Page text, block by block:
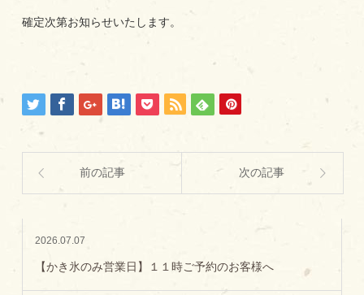
確定次第お知らせいたします。
前の記事 次の記事
2026.07.07
【かき氷のみ営業日】１１時ご予約のお客様へ